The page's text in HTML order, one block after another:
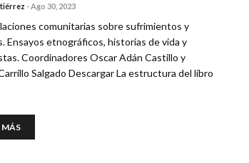
-Ago 30, 2023
comunitarias sobre sufrimientos y
Ensayos etnográficos, historias de vida y
Coordinadores Oscar Adán Castillo y
Salgado Descargar La estructura del libro
MÁS